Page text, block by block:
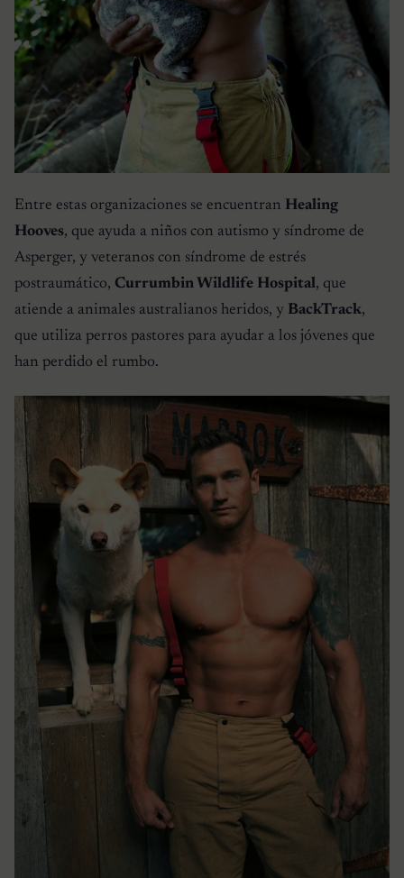
Entre estas organizaciones se encuentran Healing
Hooves, que ayuda a niños con autismo y síndrome de
Asperger, y veteranos con síndrome de estrés
postraumático, Currumbin Wildlife Hospital, que
atiende a animales australianos heridos, y BackTrack,
que utiliza perros pastores para ayudar a los jóvenes que
han perdido el rumbo.